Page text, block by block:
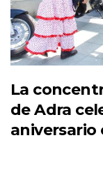
La
de Adra
aniversario